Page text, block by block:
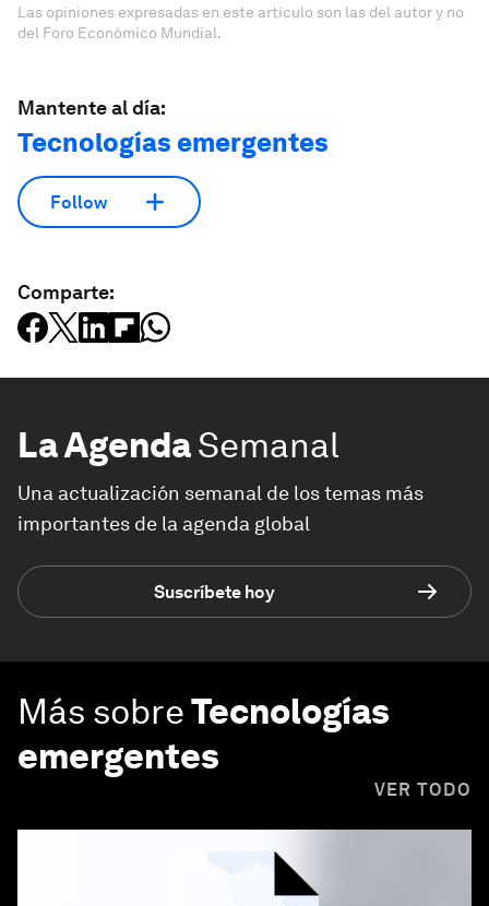
Las opiniones expresadas en este artículo son las del autor y no
del Foro Económico Mundial.
Mantente al día:
Tecnologías emergentes
Follow
Comparte:
La AgendaSemanal
Una actualización semanal de los temas más
importantes de la agenda global
Suscríbete hoy
Más sobreTecnologías
emergentes
VER TODO